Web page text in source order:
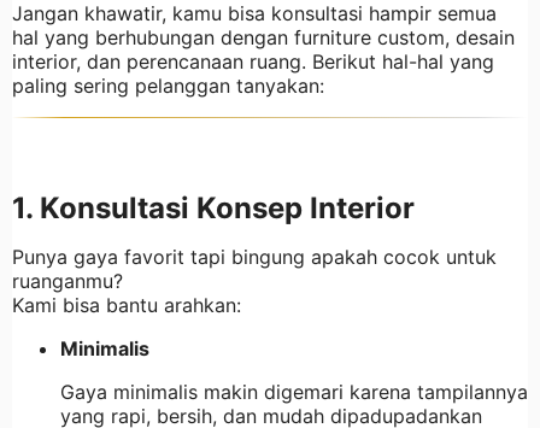
Jangan khawatir, kamu bisa konsultasi hampir semua
hal yang berhubungan dengan furniture custom, desain
interior, dan perencanaan ruang. Berikut hal-hal yang
paling sering pelanggan tanyakan:
1. Konsultasi Konsep Interior
Punya gaya favorit tapi bingung apakah cocok untuk
ruanganmu?
Kami bisa bantu arahkan:
Minimalis
Gaya minimalis makin digemari karena tampilannya
yang rapi, bersih, dan mudah dipadupadankan